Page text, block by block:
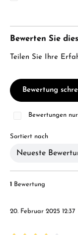
Bewerten Sie
Teilen Sie Ihre
Bewertung
Bewertungen
Sortiert nach
1 Bewertung
20. Februar 2025 12:37